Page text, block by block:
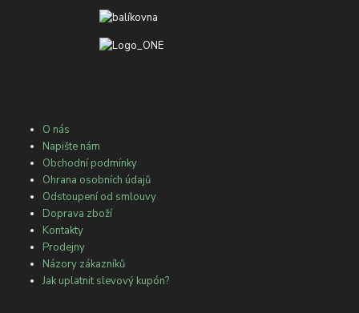
O nás
Napište nám
Obchodní podmínky
Ohrana osobních údajů
Odstoupení od smlouvy
Doprava zboží
Kontakty
Prodejny
Názory zákazníků
Jak uplatnit slevový kupón?